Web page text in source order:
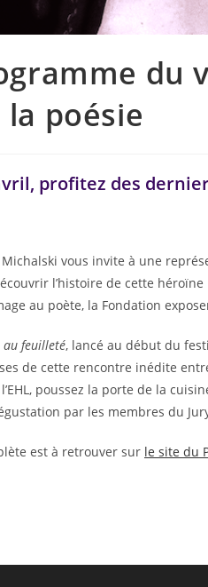
du
poésie
profitez des
vous invite à une
l’histoire de cette
au poète, la Fondation
au feuilleté, lancé au début du
de cette rencontre inédite
poussez la porte de la
par les membres du
est à retrouver sur le site du